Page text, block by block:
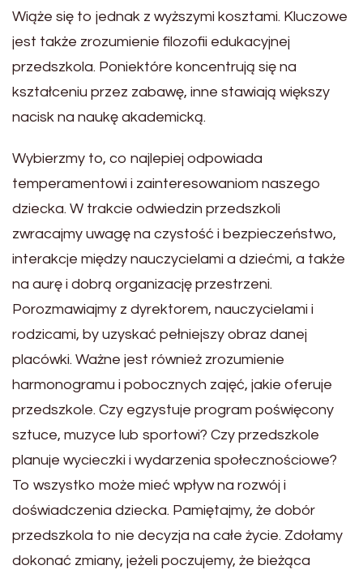
Wiąże się to jednak z wyższymi kosztami. Kluczowe
jest także zrozumienie filozofii edukacyjnej
przedszkola. Poniektóre koncentrują się na
kształceniu przez zabawę, inne stawiają większy
nacisk na naukę akademicką.
Wybierzmy to, co najlepiej odpowiada
temperamentowi i zainteresowaniom naszego
dziecka. W trakcie odwiedzin przedszkoli
zwracajmy uwagę na czystość i bezpieczeństwo,
interakcje między nauczycielami a dziećmi, a także
na aurę i dobrą organizację przestrzeni.
Porozmawiajmy z dyrektorem, nauczycielami i
rodzicami, by uzyskać pełniejszy obraz danej
placówki. Ważne jest również zrozumienie
harmonogramu i pobocznych zajęć, jakie oferuje
przedszkole. Czy egzystuje program poświęcony
sztuce, muzyce lub sportowi? Czy przedszkole
planuje wycieczki i wydarzenia społecznościowe?
To wszystko może mieć wpływ na rozwój i
doświadczenia dziecka. Pamiętajmy, że dobór
przedszkola to nie decyzja na całe życie. Zdołamy
dokonać zmiany, jeżeli poczujemy, że bieżąca